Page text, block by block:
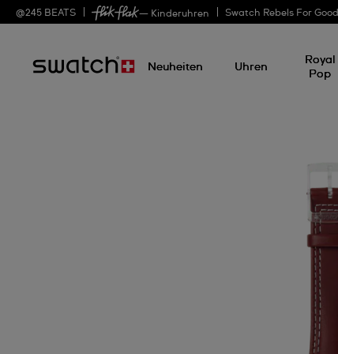
@245 BEATS — Kinderuhren Swatch Rebels For Good
Neuheiten Uhren
Royal
Pop